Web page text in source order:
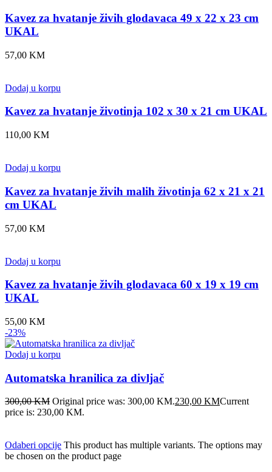
Kavez za hvatanje živih glodavaca 49 x 22 x 23 cm
UKAL
57,00 KM
Dodaj u korpu
Kavez za hvatanje životinja 102 x 30 x 21 cm UKAL
110,00 KM
Dodaj u korpu
Kavez za hvatanje živih malih životinja 62 x 21 x 21
cm UKAL
57,00 KM
Dodaj u korpu
Kavez za hvatanje živih glodavaca 60 x 19 x 19 cm
UKAL
55,00 KM
-23%
Dodaj u korpu
Automatska hranilica za divljač
300,00KM Original price was: 300,00 KM.230,00 KMCurrent
price is: 230,00 KM.
Odaberi opcije This product has multiple variants. The options may
be chosen on the product page